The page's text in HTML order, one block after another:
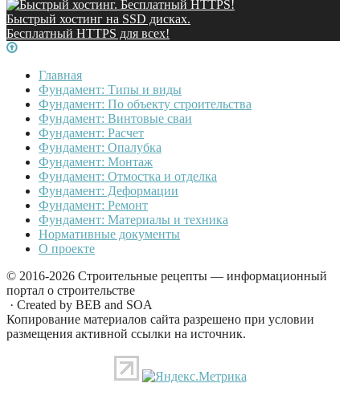
Быстрый хостинг на SSD дисках.
Бесплатный HTTPS для всех!
Главная
Фундамент: Типы и виды
Фундамент: По объекту строительства
Фундамент: Винтовые сваи
Фундамент: Расчет
Фундамент: Опалубка
Фундамент: Монтаж
Фундамент: Отмостка и отделка
Фундамент: Деформации
Фундамент: Ремонт
Фундамент: Материалы и техника
Нормативные документы
О проекте
© 2016-2026 Строительные рецепты — информационный
портал о строительстве
· Created by BEB and SOA
Копирование материалов сайта разрешено при условии
размещения активной ссылки на источник.